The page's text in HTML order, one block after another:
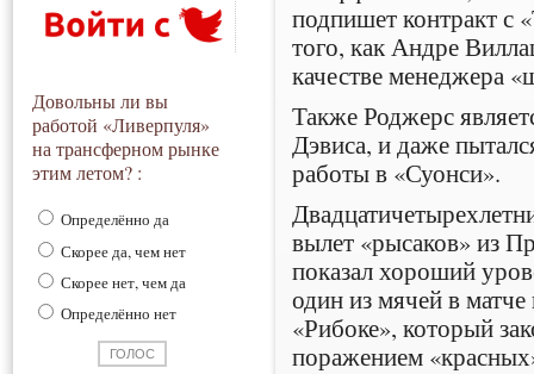
Довольны ли вы
работой «Ливерпуля»
на трансферном рынке
этим летом? :
Определённо да
Скорее да, чем нет
Скорее нет, чем да
Определённо нет
подпишет контракт с
того, как Андре
качестве менеджера
Также Роджерс
Дэвиса, и даже
работы в «Суонси».
вылет «рысаков» из
показал хороший
один из мячей в
«Рибоке», который
поражением